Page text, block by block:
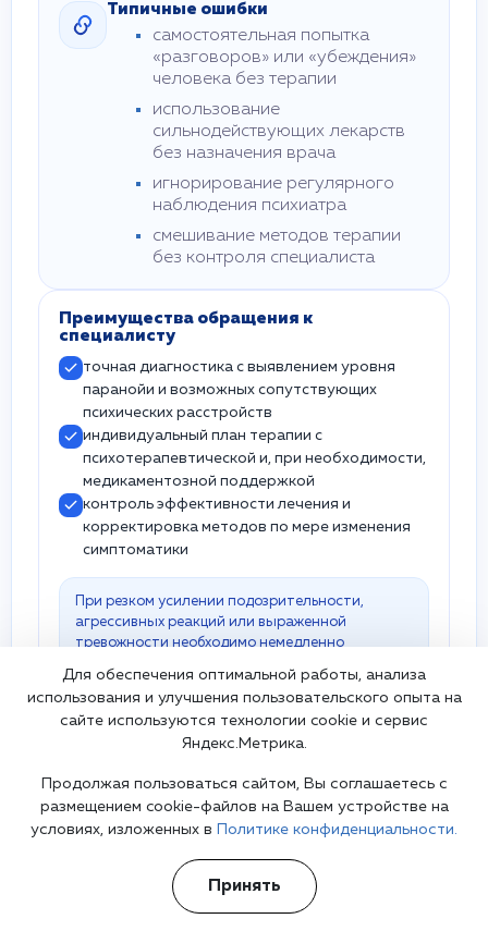
Типичные ошибки
самостоятельная попытка
«разговоров» или «убеждения»
человека без терапии
использование
сильнодействующих лекарств
без назначения врача
игнорирование регулярного
наблюдения психиатра
смешивание методов терапии
без контроля специалиста
Преимущества обращения к
специалисту
точная диагностика с выявлением уровня
паранойи и возможных сопутствующих
психических расстройств
индивидуальный план терапии с
психотерапевтической и, при необходимости,
медикаментозной поддержкой
контроль эффективности лечения и
корректировка методов по мере изменения
симптоматики
При резком усилении подозрительности,
агрессивных реакций или выраженной
тревожности необходимо немедленно
Врач, оказывающий услугу
Шурова Екатерина Анатольевна
Врач сексолог гештальт-терапевт
Врач успешно помогает людям с любыми
Для обеспечения оптимальной работы, анализа
использования и улучшения пользовательского опыта на
сайте используются технологии cookie и сервис
Яндекс.Метрика.
Продолжая пользоваться сайтом, Вы соглашаетесь с
размещением cookie-файлов на Вашем устройстве на
условиях, изложенных в
Политике конфиденциальности.
Принять